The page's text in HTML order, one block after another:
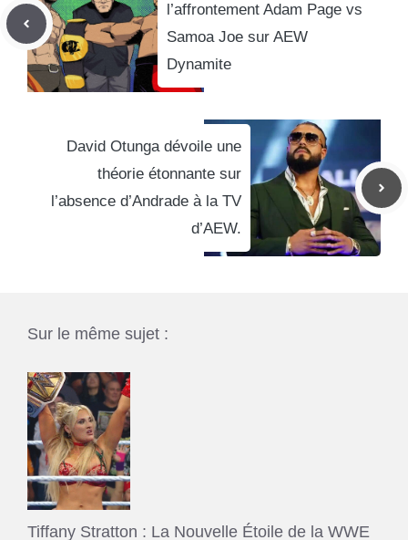
l’affrontement Adam Page vs
Samoa Joe sur AEW
Dynamite
David Otunga dévoile une
théorie étonnante sur
l’absence d’Andrade à la TV
d’AEW.
Sur le même sujet :
Tiffany Stratton : La Nouvelle Étoile de la WWE